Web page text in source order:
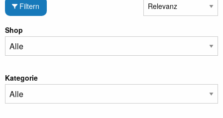
Filtern
Shop
Kategorie